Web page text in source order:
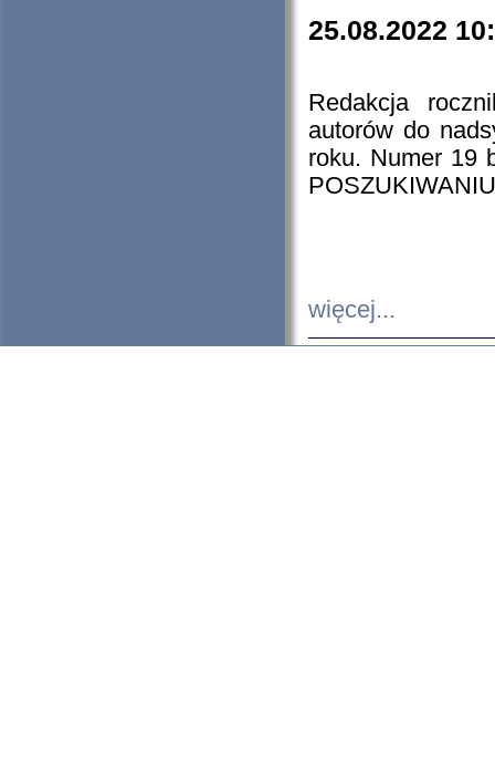
25.08.2022
Redakcja
autorów do
roku. Numer 19
więcej...